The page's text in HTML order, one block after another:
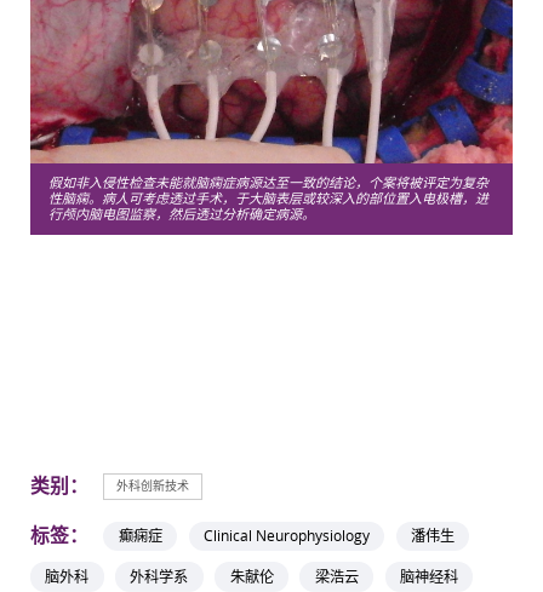
假如非入侵性检查未能就脑痫症病源达至一致的结论，个案将被评定为复杂
性脑痫。病人可考虑透过手术，于大脑表层或较深入的部位置入电极槽，进
行颅内脑电图监察，然后透过分析确定病源。
类别： 外科创新技术
标签： 癫痫症 Clinical Neurophysiology
潘伟生
脑外科
外科学系 朱献伦 梁浩云
脑神经科